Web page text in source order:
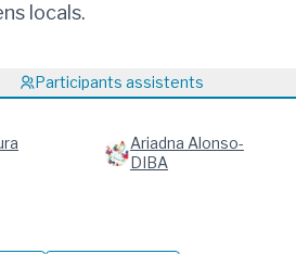
locals.
Participants assistents
Ariadna Alonso-
DIBA